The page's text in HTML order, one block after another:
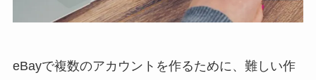
eBayで複数のアカウントを作るために、難しい作